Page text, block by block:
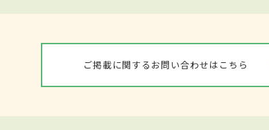
ご掲載に関するお問い合わせはこちら